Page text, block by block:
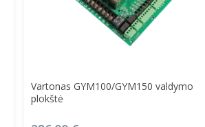
Į Krepšelį
Vartonas GYM100/GYM150 valdymo
plokštė